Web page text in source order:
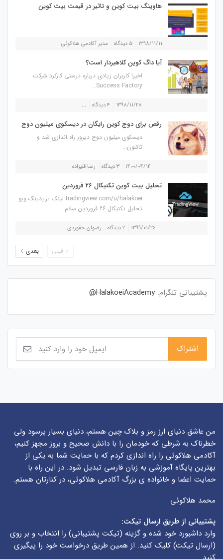
هاوینگ بیت کوین و تاثیر در قیمت بیت کوین
۱۳۹۸/۱۱/۱۱ ۵ دیدگاه مدیر آکادمی هلاکوئی
آیا داگ کوین کلاهبردار است؟
اخیرا کاربران زیادی درباره درستی کارکرد شرکت
Success Factory...
۱۳۹۸/۱۱/۲۸ ۴ دیدگاه ...
رقص برای دوج کوین رایگان در دیسکوی میلیون دوج
دیسکوی میلیون دوج دیروز راه اندازی شد و
تاکنون...
۱۴۰۰/۰۴/۱۴ ۳ دیدگاه رضا قلیزاده
تحلیل بیت کوین تکنیکال 26 فروردین
tradingview.com/u/halakoei لینک تریدینگ ویو
تحلیل تکنیکال 26 فروردین سلام...
۱۳۹۹/۰۱/۲۶ ۲ دیدگاه رضوان حقوردی
قبلی بعدی
پشتیبانی تلگرام: HalakoeiAcademy@
من عاشق دنیای ارز رمز و بلاک چین هستم، دنیای بسیار پرسود ولی
خطرناک به شرطی که خودمان را با دانش صحیح و بروز مجهز کنیم،
آکادمی هلاکوئی را راه اندازی کردم که با حمایت شما به یکی از
بهترین پایگاه آموزشی به زبان فارسی تبدیل شود. در این راه با
حمایت اعضا و خانواده ی بزرگ آکادمی هلاکوئی، در کنارتان هستم.
محمد هلاکوئی
پشتیبانی از طریق ارسال تیکت:
وارد داشبورد خود شده و گزینه (تیکت پشتیبانی) را انتخاب و بر روی
(ارسال تیکت) کلیک کنید. از همین طریق درخواست خود را پیگیری